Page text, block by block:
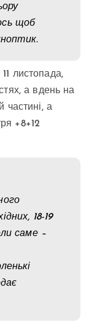
щоб
листопада,
а вдень на
частині, а
+8+12
18-19
саме –